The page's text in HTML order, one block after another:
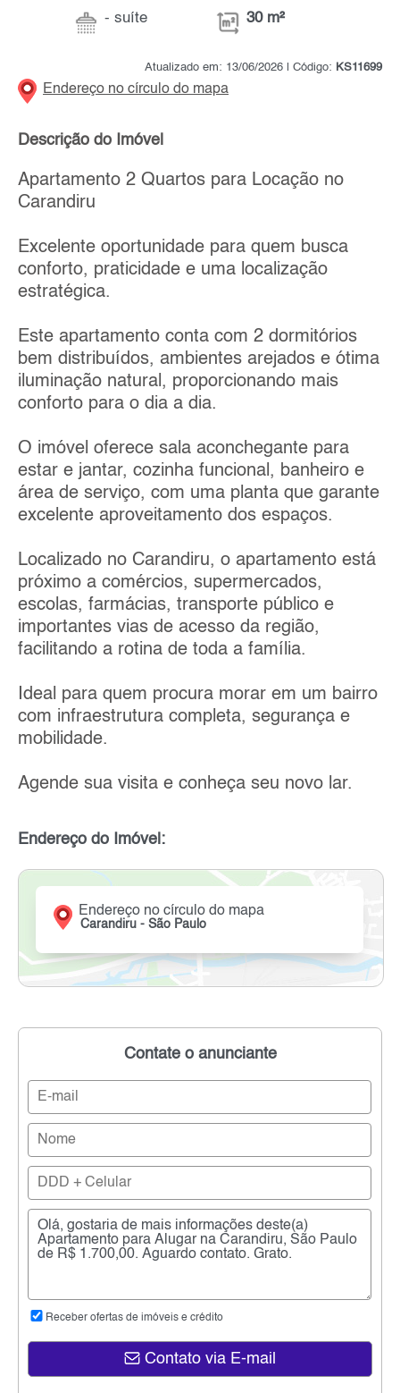
- suíte 30 m²
Atualizado em: 13/06/2026 | Código: KS11699
Endereço no círculo do mapa
Descrição do Imóvel
Apartamento 2 Quartos para Locação no
Carandiru
Excelente oportunidade para quem busca
conforto, praticidade e uma localização
estratégica.
Este apartamento conta com 2 dormitórios
bem distribuídos, ambientes arejados e ótima
iluminação natural, proporcionando mais
conforto para o dia a dia.
O imóvel oferece sala aconchegante para
estar e jantar, cozinha funcional, banheiro e
área de serviço, com uma planta que garante
excelente aproveitamento dos espaços.
Localizado no Carandiru, o apartamento está
próximo a comércios, supermercados,
escolas, farmácias, transporte público e
importantes vias de acesso da região,
facilitando a rotina de toda a família.
Ideal para quem procura morar em um bairro
com infraestrutura completa, segurança e
mobilidade.
Agende sua visita e conheça seu novo lar.
Endereço do Imóvel:
Endereço no círculo do mapa
Carandiru - São Paulo
Contate o anunciante
Receber ofertas de imóveis e crédito
Contato via E-mail